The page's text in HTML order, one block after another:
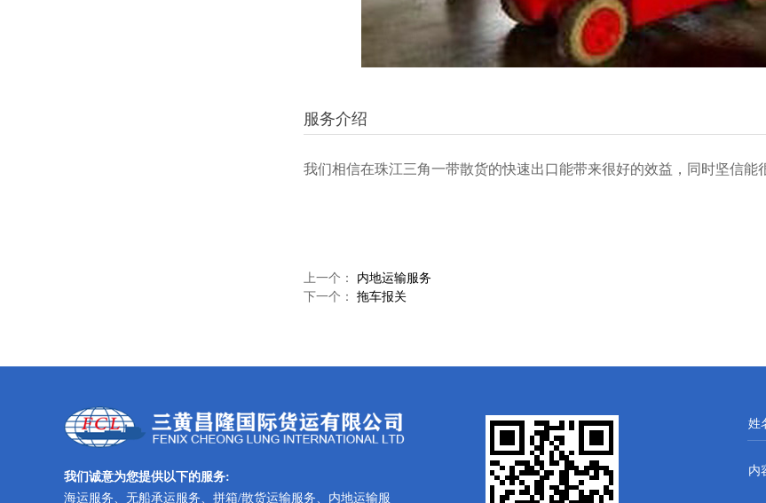
服务介绍
我们相信在珠江三角一带散货的快速出口能带来很好的效益，同时坚信能
上一个： 内地运输服务
下一个： 拖车报关
我们诚意为您提供以下的服务:
海运服务、无船承运服务、拼箱/散货运输服务、内地运输服
姓
内